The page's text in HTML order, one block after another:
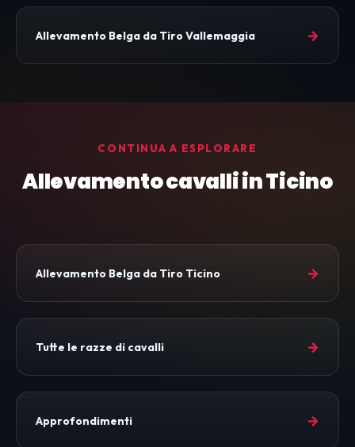
Allevamento Belga da Tiro Vallemaggia →
CONTINUA A ESPLORARE
Allevamento cavalli in Ticino
Allevamento Belga da Tiro Ticino →
Tutte le razze di cavalli →
Approfondimenti →